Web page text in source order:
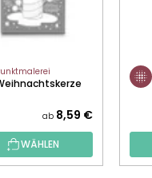
ab 8,59 €
WÄHLEN